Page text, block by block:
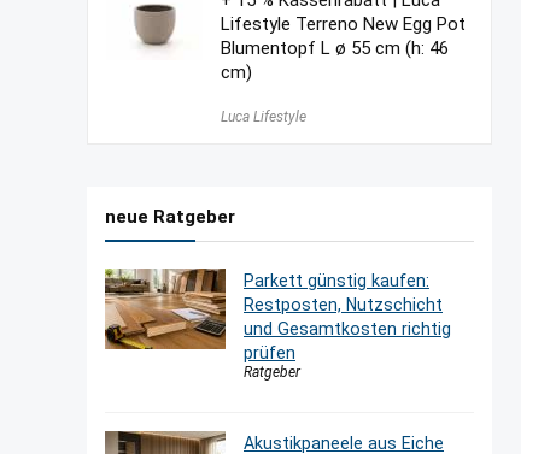
Lifestyle Terreno New Egg Pot
Blumentopf L ø 55 cm (h: 46
cm)
Luca Lifestyle
neue Ratgeber
Parkett günstig kaufen:
Restposten, Nutzschicht
und Gesamtkosten richtig
prüfen
Ratgeber
Akustikpaneele aus Eiche